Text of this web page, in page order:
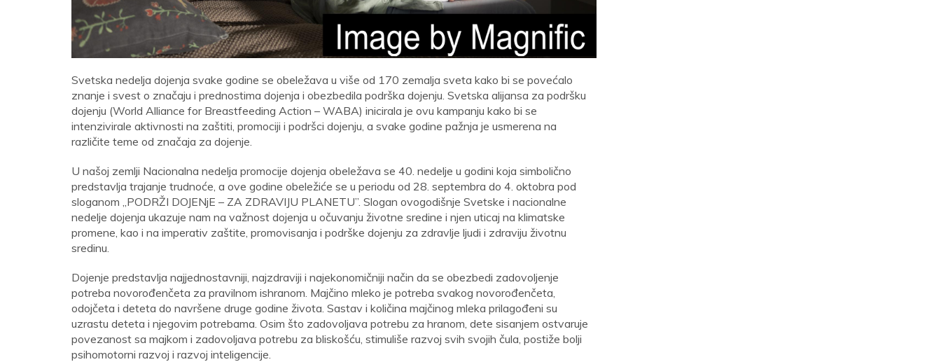
Svetska nedelja dojenja svake godine se obeležava u više od 170 zemalja sveta kako bi se povećalo
znanje i svest o značaju i prednostima dojenja i obezbedila podrška dojenju. Svetska alijansa za podršku
dojenju (World Alliance for Breastfeeding Action – WABA) inicirala je ovu kampanju kako bi se
intenzivirale aktivnosti na zaštiti, promociji i podršci dojenju, a svake godine pažnja je usmerena na
različite teme od značaja za dojenje.
U našoj zemlji Nacionalna nedelja promocije dojenja obeležava se 40. nedelje u godini koja simbolično
predstavlja trajanje trudnoće, a ove godine obeležiće se u periodu od 28. septembra do 4. oktobra pod
sloganom „PODRŽI DOJENjE – ZA ZDRAVIJU PLANETU”. Slogan ovogodišnje Svetske i nacionalne
nedelje dojenja ukazuje nam na važnost dojenja u očuvanju životne sredine i njen uticaj na klimatske
promene, kao i na imperativ zaštite, promovisanja i podrške dojenju za zdravlje ljudi i zdraviju životnu
sredinu.
Dojenje predstavlja najjednostavniji, najzdraviji i najekonomičniji način da se obezbedi zadovoljenje
potreba novorođenčeta za pravilnom ishranom. Majčino mleko je potreba svakog novorođenčeta,
odojčeta i deteta do navršene druge godine života. Sastav i količina majčinog mleka prilagođeni su
uzrastu deteta i njegovim potrebama. Osim što zadovoljava potrebu za hranom, dete sisanjem ostvaruje
povezanost sa majkom i zadovoljava potrebu za bliskošću, stimuliše razvoj svih svojih čula, postiže bolji
psihomotorni razvoj i razvoj inteligencije.